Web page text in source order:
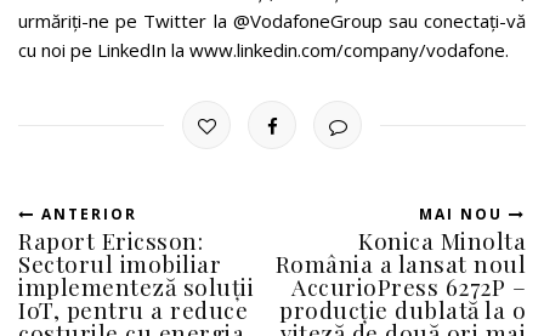
urmăriți-ne pe Twitter la @VodafoneGroup sau conectați-vă
cu noi pe LinkedIn la www.linkedin.com/company/vodafone.
ANTERIOR
Raport Ericsson:
Sectorul imobiliar
implementeză soluții
IoT, pentru a reduce
MAI NOU
Konica Minolta
România a lansat noul
AccurioPress 6272P –
producție dublată la o